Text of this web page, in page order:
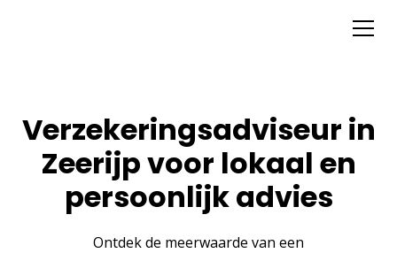
Verzekeringsadviseur in
Zeerijp voor lokaal en
persoonlijk advies
Ontdek de meerwaarde van een